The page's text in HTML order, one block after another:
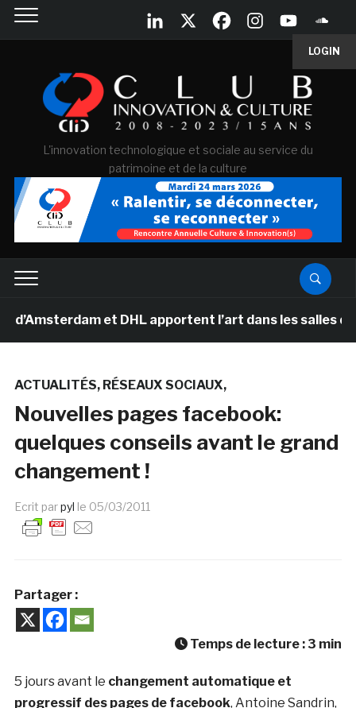
LOGIN
L'innovation technologique et sociale au service du
patrimoine et de la culture
et DHL apportent l’art dans les salles de
ACTUALITÉS RÉSEAUX SOCIAUX
Nouvelles pages facebook:
quelques conseils avant le grand
changement !
Ecrit parpyl le 05/03/2011
Partager :
Temps de lecture : 3 min
5 jours avant le changement automatique et
progressif des pages de facebook, Antoine Sandrin,